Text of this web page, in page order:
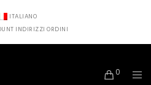
ITALIANO
INDIRIZZI ORDINI
0